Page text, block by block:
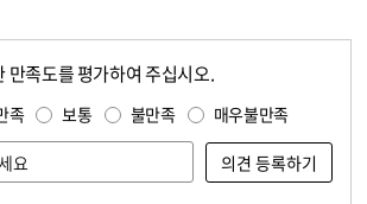
만족도를 평가하여 주십시오.
족 보통 불만족 매우불만족